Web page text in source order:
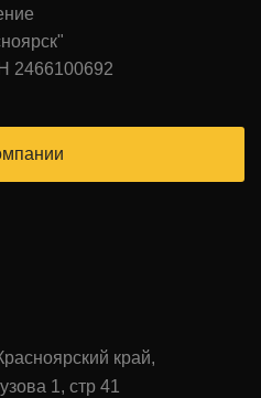
2466100692
край,
1, стр 41